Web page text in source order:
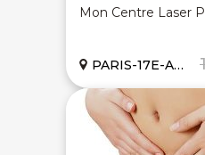
Mon Centre Laser
PARIS-17E-ARRONDISSEMENT (75)